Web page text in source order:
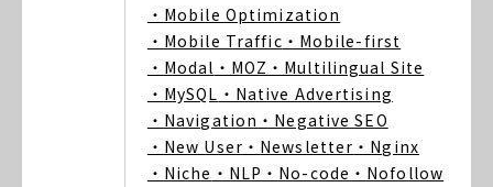
・Mobile Optimization
・Mobile Traffic ・Mobile-first
・Modal ・MOZ ・Multilingual Site
・MySQL ・Native Advertising
・Navigation ・Negative SEO
・New User ・Newsletter ・Nginx
・Niche ・NLP ・No-code ・Nofollow